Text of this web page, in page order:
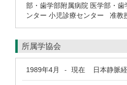
部・歯学部附属病院 医学部・歯
ンター 小児診療センター 准教
所属学協会
1989年4月 - 現在 日本静脈